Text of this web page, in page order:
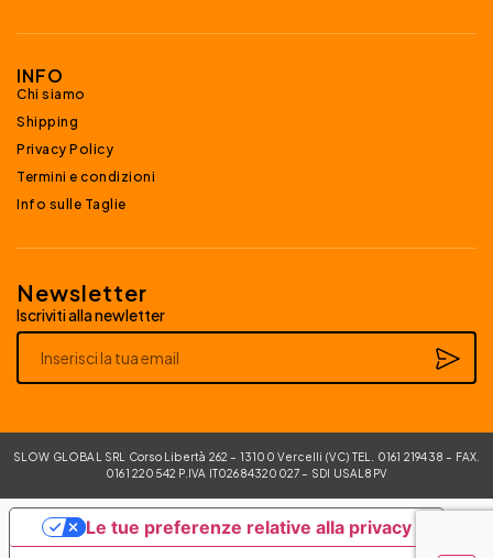
INFO
Chi siamo
Shipping
Privacy Policy
Termini e condizioni
Info sulle Taglie
Newsletter
Iscriviti alla newletter
SLOW GLOBAL SRL Corso Libertà 262 – 13100 Vercelli (VC) TEL. 0161 219438 – FAX.
0161 220542 P.IVA IT02684320027 – SDI USAL8PV
Le tue preferenze relative alla privacy